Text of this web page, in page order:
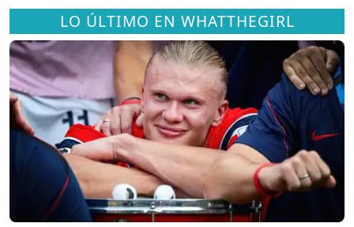
LO ÚLTIMO EN WHATTHEGIRL